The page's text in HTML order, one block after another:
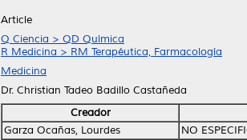
Article
Q Ciencia > QD Química
R Medicina > RM Terapéutica, Farmacología
Medicina
Dr. Christian Tadeo Badillo Castañeda
Creador
Garza Ocañas, Lourdes
NO